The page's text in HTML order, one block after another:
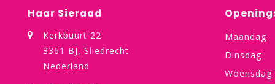
Haar Sieraad
Kerkbuurt 22
3361 BJ, Sliedrecht
Nederland
Maandag
Dinsdag
Woensdag